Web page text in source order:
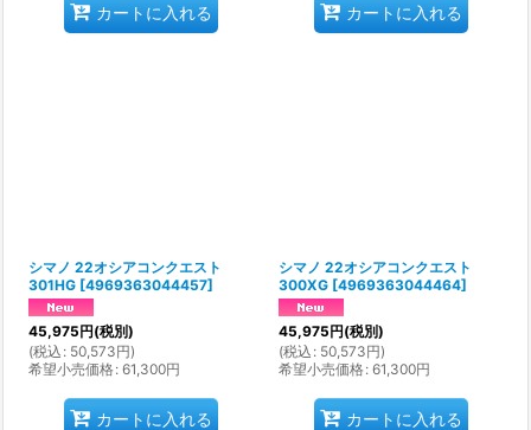
カートに入れる カートに入れる
シマノ 22オシアコンクエスト
301HG [4969363044457]
45,975円(税別)
(税込 : 50,573円)
希望小売価格: 61,300円
カートに入れる
シマノ 22オシアコンクエスト
300XG [4969363044464]
45,975円(税別)
(税込 : 50,573円)
希望小売価格: 61,300円
カートに入れる